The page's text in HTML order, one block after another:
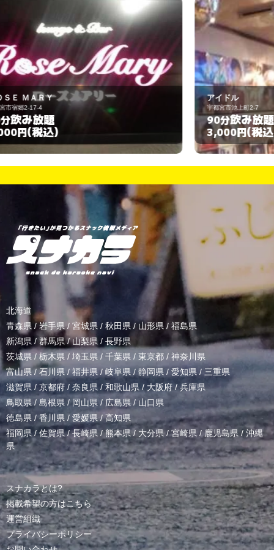
アイドル
宇都宮市池上町2-7
90分 飲み放題
3,000円
北海道
青森県 / 岩手県/ 宮城県 / 秋田県 / 山形県/ 福島県
新潟県 /群馬県/山梨県 / 長野県
茨城県 / 栃木県 / 埼玉県 / 千葉県 / 東京都 / 神奈川県
富山県 /石川県/福井県/岐阜県 / 静岡県 / 愛知県 / 三重県
滋賀県 / 京都府 / 奈良県 / 和歌山県/ 大阪府 /兵庫県
鳥取県/ 島根県 /岡山県/ 広島県 / 山口県
徳島県 /香川県 / 愛媛県/高知県
福岡県/佐賀県/長崎県 /熊本県/ 大分県/宮崎県 /鹿児島県 / 沖縄
県
スナカラとは?
掲載希望の方はこちら
運営組織
プライバシーポリシー